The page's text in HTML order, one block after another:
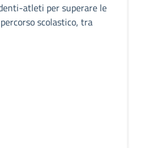
atleti per superare le
scolastico, tra